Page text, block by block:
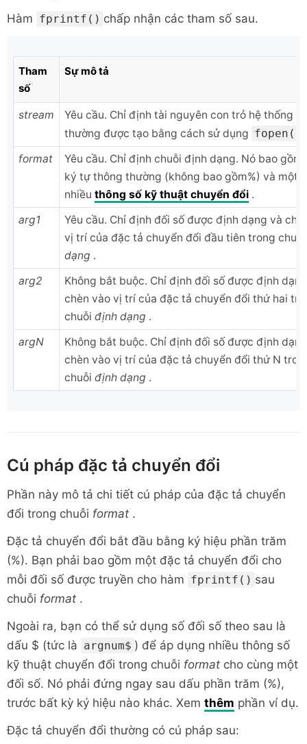
Hàm fprintf() chấp nhận các tham số sau.
Tham
số
Sự mô tả
stream
Yêu cầu. Chỉ định tài nguyên con trỏ hệ thống
thường được tạo bằng cách sử dụng fopen()
format
Yêu cầu. Chỉ định chuỗi định dạng. Nó bao gồm
ký tự thông thường (không bao gồm%) và một
nhiều thông số kỹ thuật chuyển đổi .
arg1
Yêu cầu. Chỉ định đối số được định dạng và
vị trí của đặc tả chuyển đổi đầu tiên trong
dạng .
arg2
Không bắt buộc. Chỉ định đối số được định
chèn vào vị trí của đặc tả chuyển đổi thứ hai
chuỗi định dạng .
argN
Không bắt buộc. Chỉ định đối số được định
chèn vào vị trí của đặc tả chuyển đổi thứ N
chuỗi định dạng .
Cú pháp đặc tả chuyển đổi
Phần này mô tả chi tiết cú pháp của đặc tả chuyển
đổi trong chuỗi format .
Đặc tả chuyển đổi bắt đầu bằng ký hiệu phần trăm
(%). Bạn phải bao gồm một đặc tả chuyển đổi cho
mỗi đối số được truyền cho hàm fprintf() sau
chuỗi format .
Ngoài ra, bạn có thể sử dụng số đối số theo sau là
dấu $ (tức là argnum$ ) để áp dụng nhiều thông số
kỹ thuật chuyển đổi trong chuỗi format cho cùng một
đối số. Nó phải đứng ngay sau dấu phần trăm (%),
trước bất kỳ ký hiệu nào khác. Xem thêm phần ví dụ.
Đặc tả chuyển đổi thường có cú pháp sau: